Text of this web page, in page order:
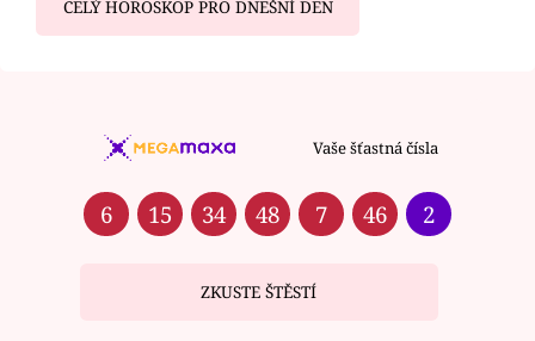
CELÝ HOROSKOP PRO DNEŠNÍ DEN
Vaše šťastná čísla
6 15 34 48 7 46 2
ZKUSTE ŠTĚSTÍ